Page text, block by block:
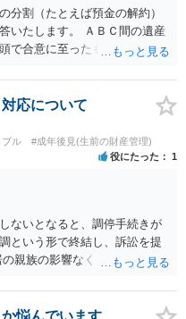
分割（たとえば預金の解約）
いたします。 ＡＢＣ間の遺産
で合意に至ったものであって
には，遺産分割協議書への署
て，残念ながら，「ＡＢＣ間
という前提に基づく主張は困
協議は未了のまま，ＡとＢが
提に基づいて協議を進める必
最も有利ですが，ＡＢの相続
，実現は困難だと思います。
決方法（遺産分割協議の落と
受しなければならないかもし
応について
ブル #成年後見(生前の財産管理)
役にたった 1
ないとなると、調停手続きが
という形で終結し、訴訟を提
親族の影響なく、というのは
しくなってくるかと思われま
、どうしても限界が出てしま
悩んでいます